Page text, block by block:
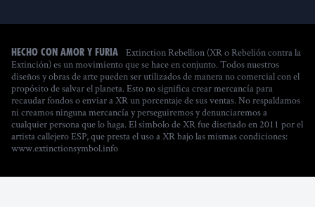
Hecho con amor y furia
Extinction Rebellion (XR o Rebelión contra la
Extinción) es un movimiento que se hace en conjunto. Todos nuestros
diseños y obras de arte pueden ser utilizados de manera no comercial con el
propósito de salvar el planeta. Esto no significa crear mercancía para
recaudar fondos o enviar a XR un porcentaje de sus ventas. No respaldamos
ni creamos ninguna mercancía y perseguiremos y denunciaremos a
cualquier persona que lo haga. El símbolo de XR fue diseñado en 2011 por el
artista callejero ESP, que presta el uso a XR bajo las mismas condiciones:
www.extinctionsymbol.info